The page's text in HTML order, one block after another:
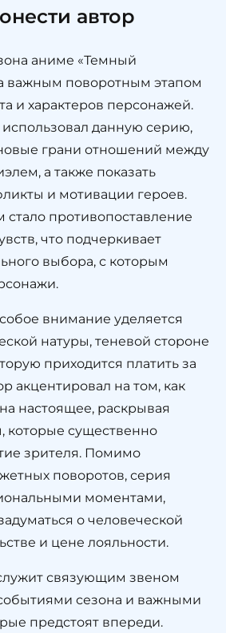
автор
аниме «Темный
важным поворотным этапом
и характеров персонажей.
данную серию,
грани отношений между
а также показать
и мотивации героев.
противопоставление
что подчеркивает
выбора, с которым
внимание уделяется
натуры, теневой стороне
приходится платить за
акцентировал на том, как
настоящее, раскрывая
которые существенно
зрителя. Помимо
поворотов, серия
моментами,
о человеческой
и цене лояльности.
связующим звеном
сезона и важными
предстоят впереди.